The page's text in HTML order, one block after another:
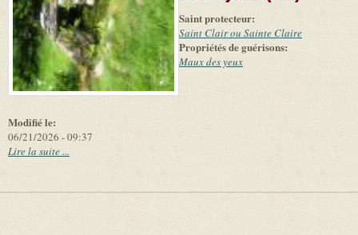
Modifié le:
06/21/2026 - 09:37
Saint protecteur:
Saint Clair ou Sainte Claire
Propriétés de guérisons:
Maux des yeux
Lire la suite ...